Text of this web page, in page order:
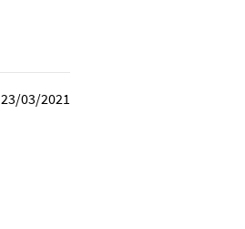
23/03/2021